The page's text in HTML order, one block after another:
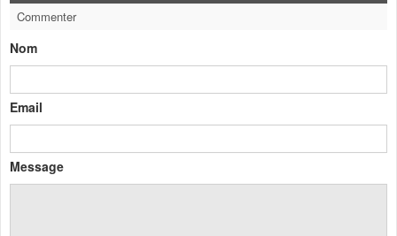
Commenter
Nom
Email
Message